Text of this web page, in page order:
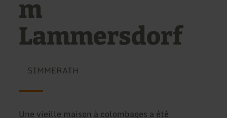
m
Lammersdorf
SIMMERATH
Une vieille maison à colombages a été